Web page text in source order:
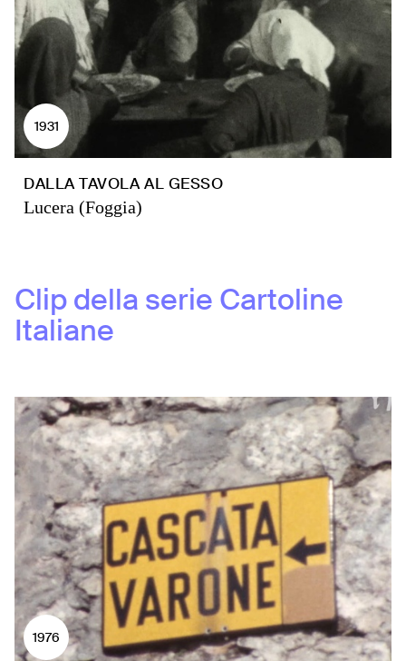
1931
DALLA TAVOLA AL GESSO
Lucera (Foggia)
Clip della serie Cartoline
Italiane
1976